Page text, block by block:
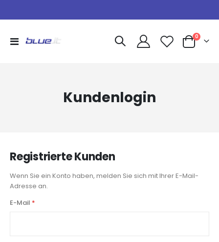
Navigation
Warenkorb
0Artikel
Kundenlogin
Registrierte Kunden
Wenn Sie ein Konto haben, melden Sie sich mit Ihrer E-Mail-
Adresse an.
E-Mail